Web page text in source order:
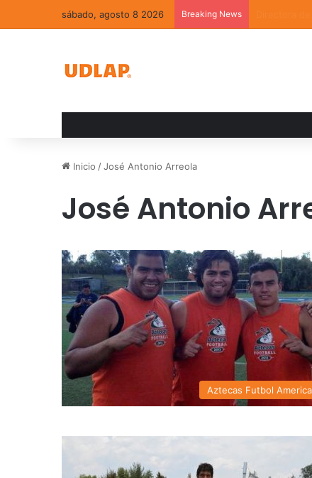
sábado, agosto 8 2026 Breaking News
Inicio /José Antonio Arreola
José Antonio
Aztecas Futbol